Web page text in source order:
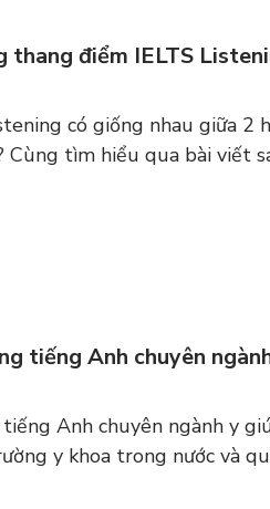
thang điểm IELTS
có giống nhau giữa 2
Cùng tìm hiểu qua bài viết
tiếng Anh chuyên
Anh chuyên ngành y
y khoa trong nước và